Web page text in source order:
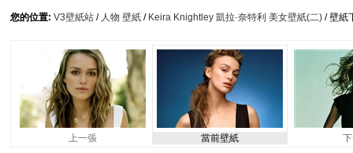
您的位置: V3壁紙站 / 人物 壁紙 / Keira Knightley 凱拉·奈特利 美女壁紙(二) / 壁紙
上一張 當前壁紙